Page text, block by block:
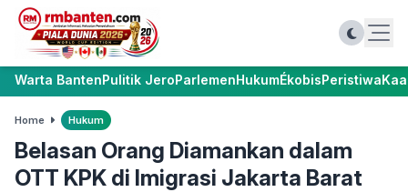
Warta BantenPulitik JeroParlemenHukumÉkobisPeristiwa
Home Hukum
Belasan Orang Diamankan dalam
OTT KPK di Imigrasi Jakarta Barat